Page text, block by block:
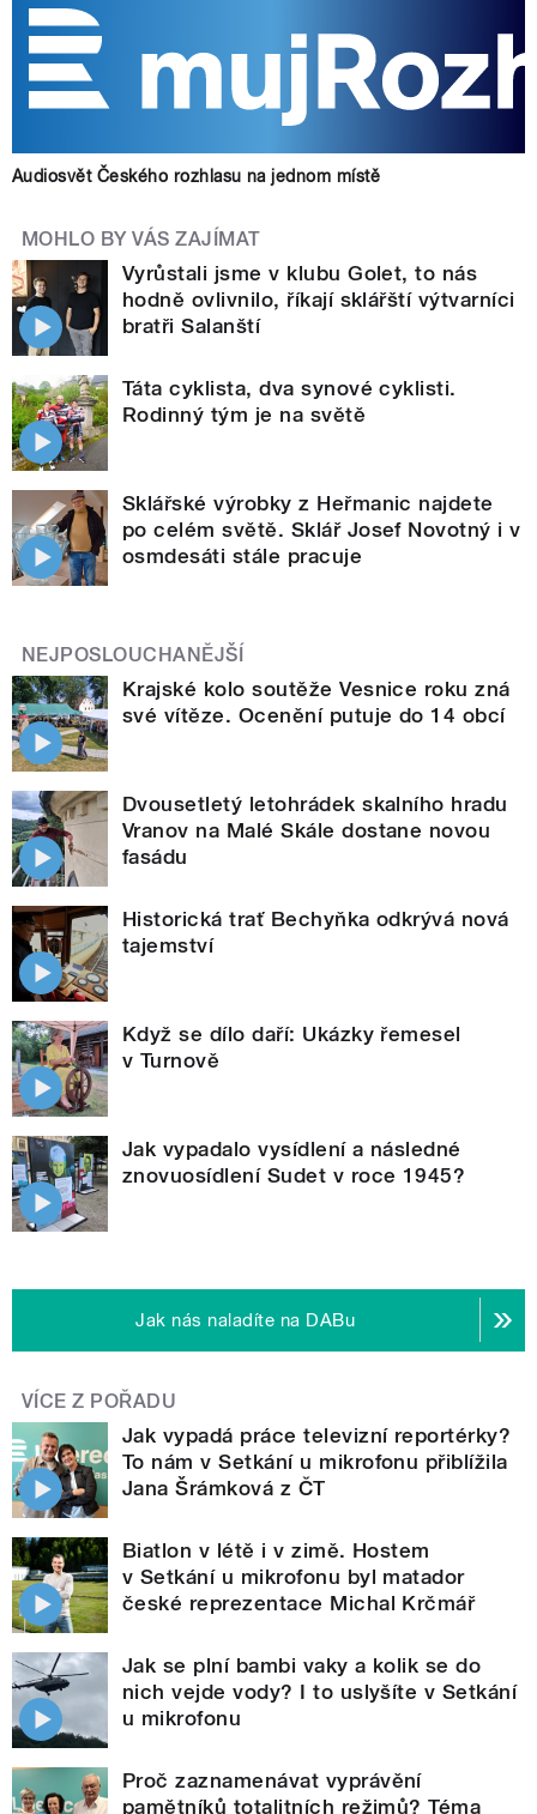
Audiosvět Českého rozhlasu na jednom místě
MOHLO BY VÁS ZAJÍMAT
Vyrůstali jsme v klubu Golet, to nás
hodně ovlivnilo, říkají sklářští výtvarníci
bratři Salanští
Táta cyklista, dva synové cyklisti.
Rodinný tým je na světě
Sklářské výrobky z Heřmanic najdete
po celém světě. Sklář Josef Novotný i v
osmdesáti stále pracuje
NEJPOSLOUCHANĚJŠÍ
Krajské kolo soutěže Vesnice roku zná
své vítěze. Ocenění putuje do 14 obcí
Dvousetletý letohrádek skalního hradu
Vranov na Malé Skále dostane novou
fasádu
Historická trať Bechyňka odkrývá nová
tajemství
Když se dílo daří: Ukázky řemesel
v Turnově
Jak vypadalo vysídlení a následné
znovuosídlení Sudet v roce 1945?
Jak nás naladíte na DABu
VÍCE Z POŘADU
Jak vypadá práce televizní reportérky?
To nám v Setkání u mikrofonu přiblížila
Jana Šrámková z ČT
Biatlon v létě i v zimě. Hostem
v Setkání u mikrofonu byl matador
české reprezentace Michal Krčmář
Jak se plní bambi vaky a kolik se do
nich vejde vody? I to uslyšíte v Setkání
u mikrofonu
Proč zaznamenávat vyprávění
pamětníků totalitních režimů? Téma